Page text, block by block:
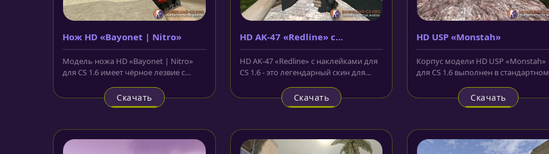
Нож HD «Bayonet | Nitro»
Модель ножа HD «Bayonet | Nitro»
для CS 1.6 имеет чёрное лезвие с
Скачать
HD AK-47 «Redline» с
наклейками
HD AK-47 «Redline» с наклейками для
CS 1.6 - это легендарный скин для
Скачать
HD USP «Monstah»
Корпус модели HD USP «Monstah»
для CS 1.6 выполнен в стандартном
Скачать